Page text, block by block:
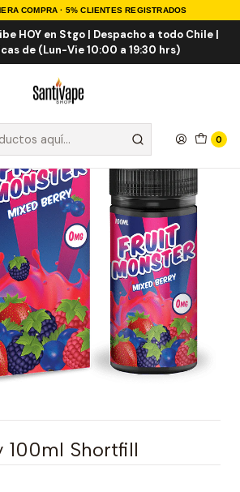
COMPRA · 5% CLIENTES REGISTRADOS
HOY en Stgo | Despacho a todo Chile |
de (Lun-Vie 10:00 a 19:30 hrs)
0
Eliquid Fruit Monster 100ml
Berry 100ml Shortfill
100ml Shortfill